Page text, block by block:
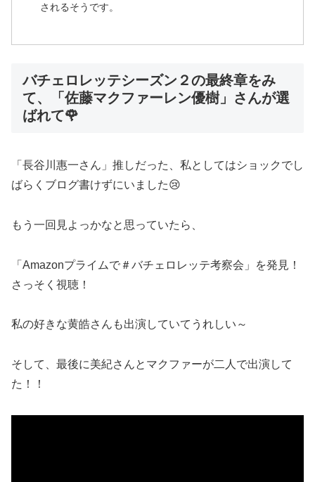
されるそうです。
バチェロレッテシーズン２の最終章をみ
て、「佐藤マクファーレン優樹」さんが選
ばれて🌹
「長谷川惠一さん」推しだった、私としてはショックでし
ばらくブログ書けずにいました😢
もう一回見よっかなと思っていたら、
「Amazonプライムで＃バチェロレッテ考察会」を発見！
さっそく視聴！
私の好きな黄皓さんも出演していてうれしい～
そして、最後に美紀さんとマクファーが二人で出演して
た！！